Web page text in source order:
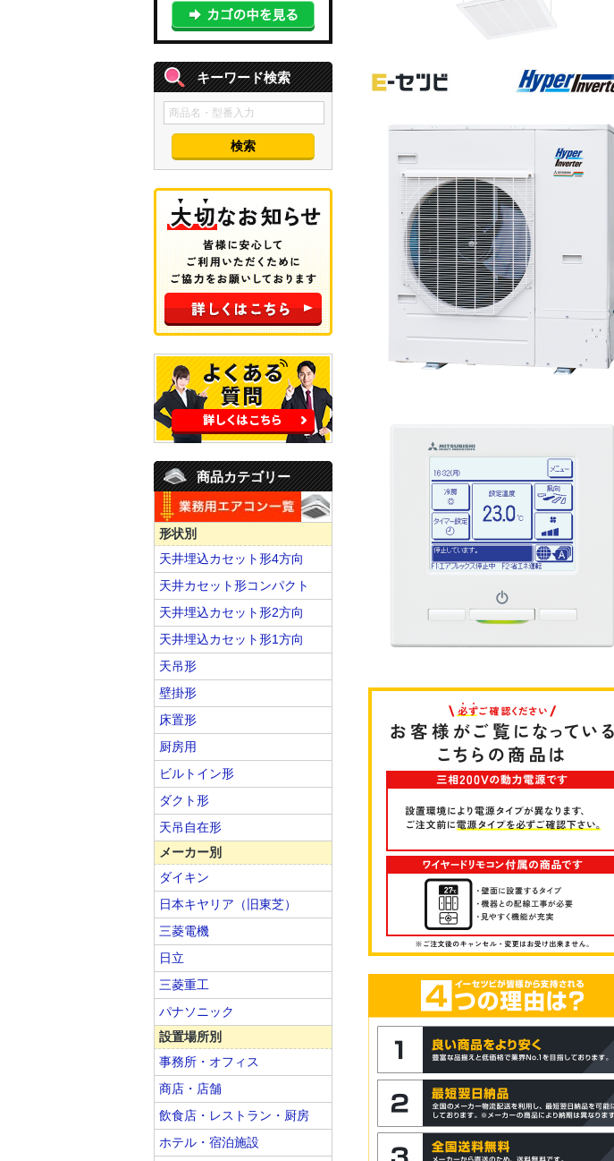
キーワード検索
商品カテゴリー
形状別
天井埋込カセット形4方向
天井カセット形コンパクト
天井埋込カセット形2方向
天井埋込カセット形1方向
天吊形
壁掛形
床置形
厨房用
ビルトイン形
ダクト形
天吊自在形
メーカー別
ダイキン
日本キヤリア（旧東芝）
三菱電機
日立
三菱重工
パナソニック
設置場所別
事務所・オフィス
商店・店舗
飲食店・レストラン・厨房
ホテル・宿泊施設